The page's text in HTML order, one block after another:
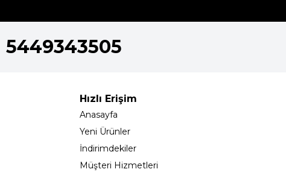
5449343505
Hızlı Erişim
Anasayfa
Yeni Ürünler
İndirimdekiler
Müşteri Hizmetleri